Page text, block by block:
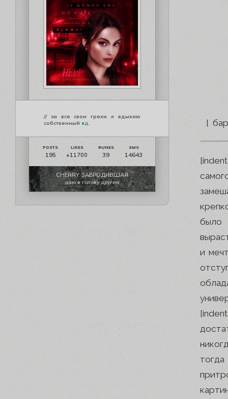
// за все свои грехия вдыхаю
собственный яд.
195 +11700 39 14643
CHERRY ЗАБРОДИВШАЯ
даю в голову другим
[
было
и